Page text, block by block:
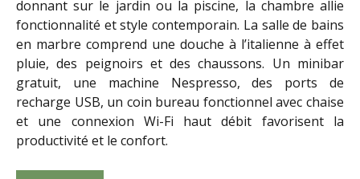
donnant sur le jardin ou la piscine, la chambre allie
fonctionnalité et style contemporain. La salle de bains
en marbre comprend une douche à l’italienne à effet
pluie, des peignoirs et des chaussons. Un minibar
gratuit, une machine Nespresso, des ports de
recharge USB, un coin bureau fonctionnel avec chaise
et une connexion Wi-Fi haut débit favorisent la
productivité et le confort.